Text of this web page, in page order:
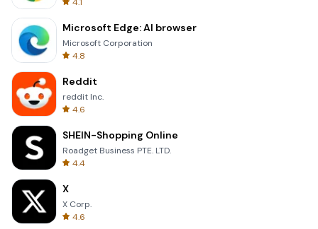
Microsoft Edge: AI browser
Microsoft Corporation
4.8
Reddit
reddit Inc.
4.6
SHEIN-Shopping Online
Roadget Business PTE. LTD.
4.4
X
X Corp.
4.6